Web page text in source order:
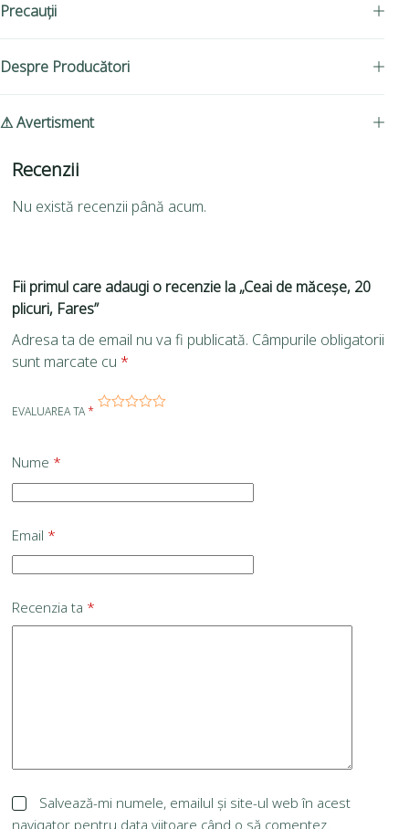
Precauții
Despre Producători
⚠ Avertisment
Recenzii
Nu există recenzii până acum.
Fii primul care adaugi o recenzie la „Ceai de măceșe, 20
plicuri, Fares”
Adresa ta de email nu va fi publicată. Câmpurile obligatorii
sunt marcate cu *
EVALUAREA TA*
Nume *
Email *
Recenzia ta *
Salvează-mi numele, emailul și site-ul web în acest
navigator pentru data viitoare când o să comentez.